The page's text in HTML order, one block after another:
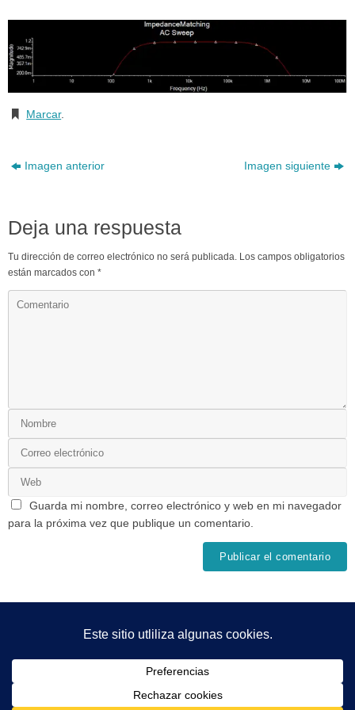
Marcar.
Imagen anterior Imagen siguiente
Deja una respuesta
Tu dirección de correo electrónico no será publicada. Los campos obligatorios
están marcados con *
Guarda mi nombre, correo electrónico y web en mi navegador
para la próxima vez que publique un comentario.